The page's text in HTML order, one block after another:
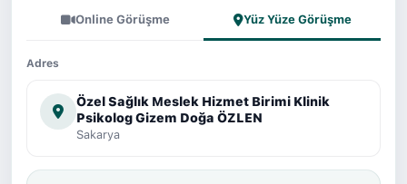
Online Görüşme Yüz Yüze Görüşme
Adres
Özel Sağlık Meslek Hizmet Birimi Klinik
Psikolog Gizem Doğa ÖZLEN
Sakarya